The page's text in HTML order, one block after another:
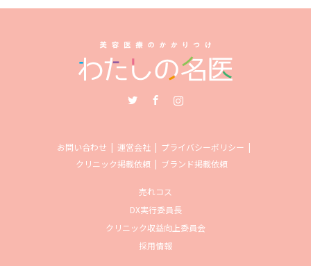
お問い合わせ 運営会社
プライバシーポリシー
クリニック掲載依頼
ブランド掲載依頼
売れコス
DX実行委員長
クリニック収益向上委員会
採用情報